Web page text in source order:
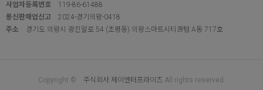
사업자등록번호
119-86-61488
통신판매업신고
2024-경기의왕-0418
주소
경기도 의왕시 광진말로 54 (초평동) 의왕스마트시티퀀텀 A동 717호
Copyright © 주식회사 제이엔터프라이즈All rights reserved.